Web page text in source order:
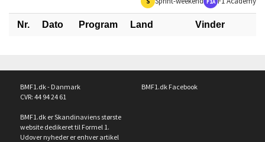
Nr. Dato Program Land Vinder
BMF1.dk - Danmark
CVR: 44 94 24 61
BMF1.dk er Skandinaviens største
website dedikeret til Formel 1.
Udover nyheder er enhver artikel
BMF1.dk Facebook